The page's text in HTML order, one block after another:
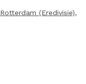
(Eredivisie),